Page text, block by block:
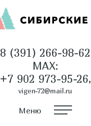
8 (391) 266-98-62
MAX:
+7 902 973-95-26,
vigen-72@mail.ru
Меню